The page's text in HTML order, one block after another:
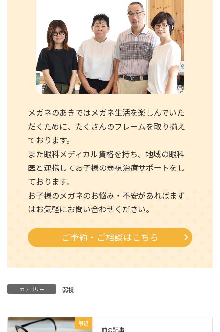
メガネのあきではメガネ生活を楽しんでいた
だくために、たくさんのフレームを取り揃え
ております。
また眼科メディカル資格を持ち、地域の眼科
医と連携してお子様の弱視治療サポートをし
ております。
お子様のメガネのお悩み・不安があればまず
はお気軽にお問い合わせください。
ご予約・ご相談はこちら
カテゴリー 弱視
弱視
前の記事